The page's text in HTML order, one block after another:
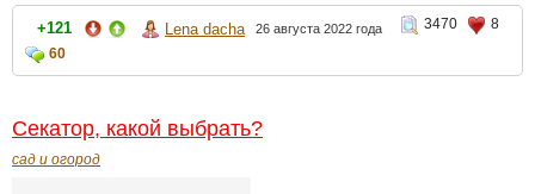
+121 Lena dacha 26 августа 2022 года 3470
8
60
Секатор, какой выбрать?
сад и огород